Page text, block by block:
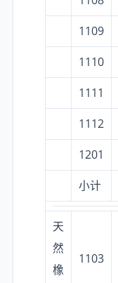
1109
1110
1111
1112
1201
小计
天
然
橡
1103